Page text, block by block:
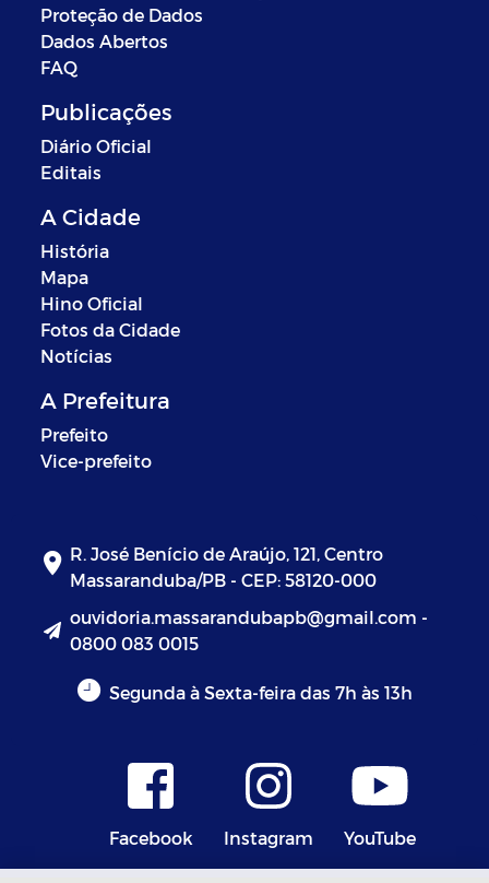
Proteção de Dados
Dados Abertos
FAQ
Publicações
Diário Oficial
Editais
A Cidade
História
Mapa
Hino Oficial
Fotos da Cidade
Notícias
A Prefeitura
Prefeito
Vice-prefeito
R. José Benício de Araújo, 121, Centro
Massaranduba/PB - CEP: 58120-000
ouvidoria.massarandubapb@gmail.com -
0800 083 0015
Segunda à Sexta-feira das 7h às 13h
Facebook Instagram YouTube